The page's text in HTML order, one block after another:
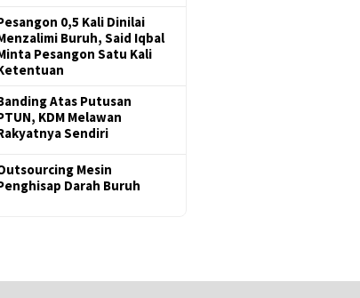
0,5 Kali Dinilai
Buruh, Said Iqbal
Pesangon Satu Kali
Atas Putusan
KDM Melawan
Sendiri
Mesin
Darah Buruh